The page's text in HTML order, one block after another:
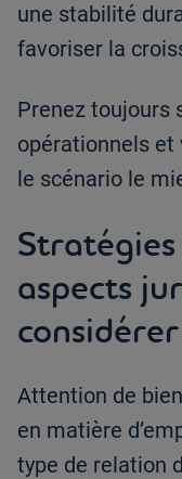
une stabilité
favoriser la
Prenez toujours
opérationnels
le scénario le
Stratégies
aspects
considérer
Attention de
en matière
type de relation